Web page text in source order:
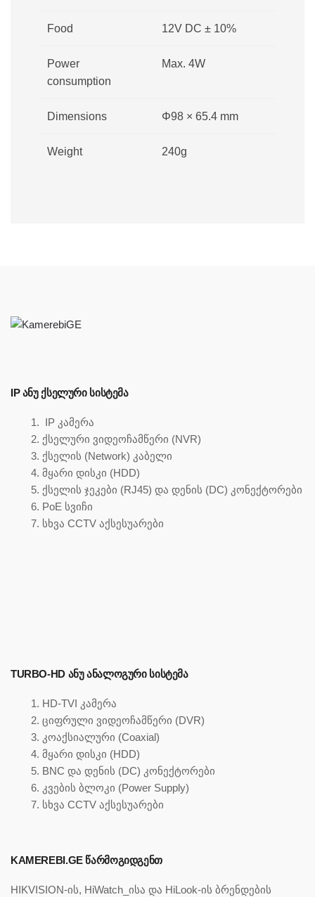
Food 12V DC ± 10%
Power
consumption
Max. 4W
Dimensions Φ98 × 65.4 mm
Weight 240g
IP ᲐᲜᲣ ᲥᲡᲔᲚᲣᲠᲘ ᲡᲘᲡᲢᲔᲛᲐ
IP კამერა
ქსელური ვიდეოჩამწერი (NVR)
ქსელის (Network) კაბელი
მყარი დისკი (HDD)
ქსელის ჯეკები (RJ45) და დენის (DC) კონექტორები
PoE სვიჩი
სხვა CCTV აქსესუარები
TURBO-HD ᲐᲜᲣ ᲐᲜᲐᲚᲝᲒᲣᲠᲘ ᲡᲘᲡᲢᲔᲛᲐ
HD-TVI კამერა
ციფრული ვიდეოჩამწერი (DVR)
კოაქსიალური (Coaxial)
მყარი დისკი (HDD)
BNC და დენის (DC) კონექტორები
კვების ბლოკი (Power Supply)
სხვა CCTV აქსესუარები
KAMEREBI.GE ᲬᲐᲠᲛᲝᲒᲘᲓᲒᲔᲜᲗ
HIKVISION-ის, HiWatch_ისა და HiLook-ის ბრენდების